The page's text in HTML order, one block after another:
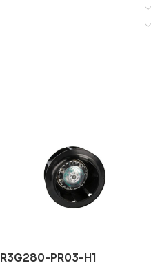
R3G280-PR03-H1